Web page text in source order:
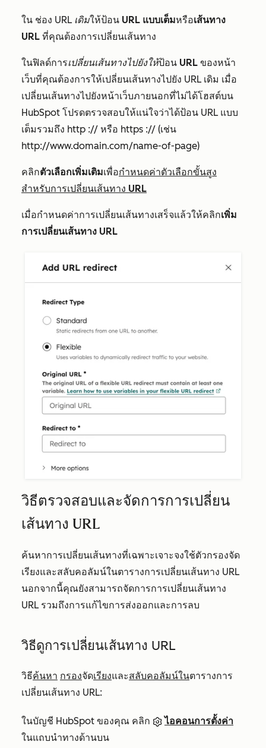
ใน ช่อง URL เดิมให้ป้อน URL แบบเต็มหรือเส้นทาง
URL ที่คุณต้องการเปลี่ยนเส้นทาง
ในฟิลด์การเปลี่ยนเส้นทางไปยังให้ป้อน URL ของหน้า
เว็บที่คุณต้องการให้เปลี่ยนเส้นทางไปยัง URL เดิม เมื่อ
เปลี่ยนเส้นทางไปยังหน้าเว็บภายนอกที่ไม่ได้โฮสต์บน
HubSpot โปรดตรวจสอบให้แน่ใจว่าได้ป้อน URL แบบ
เต็มรวมถึง http :// หรือ https :// (เช่น
http://www.domain.com/name-of-page)
คลิกตัวเลือกเพิ่มเติมเพื่อกำหนดค่าตัวเลือกขั้นสูง
สำหรับการเปลี่ยนเส้นทาง URL
เมื่อกำหนดค่าการเปลี่ยนเส้นทางเสร็จแล้วให้คลิกเพิ่ม
การเปลี่ยนเส้นทาง URL
วิธีตรวจสอบและจัดการการเปลี่ยน
เส้นทาง URL
ค้นหาการเปลี่ยนเส้นทางที่เฉพาะเจาะจงใช้ตัวกรองจัด
เรียงและสลับคอลัมน์ในตารางการเปลี่ยนเส้นทาง URL
นอกจากนี้คุณยังสามารถจัดการการเปลี่ยนเส้นทาง
URL รวมถึงการแก้ไขการส่งออกและการลบ
วิธีดูการเปลี่ยนเส้นทาง URL
วิธีค้นหา กรองจัดเรียงและสลับคอลัมน์ในตารางการ
เปลี่ยนเส้นทาง URL:
ในบัญชี HubSpot ของคุณ คลิก
ไอคอนการตั้งค่า
ในแถบนำทางด้านบน